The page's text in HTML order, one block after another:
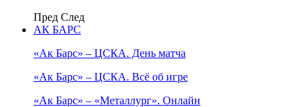
Пред След
АК БАРС
«Ак Барс» – ЦСКА. День матча
«Ак Барс» – ЦСКА. Всё об игре
«Ак Барс» – «Металлург». Онлайн